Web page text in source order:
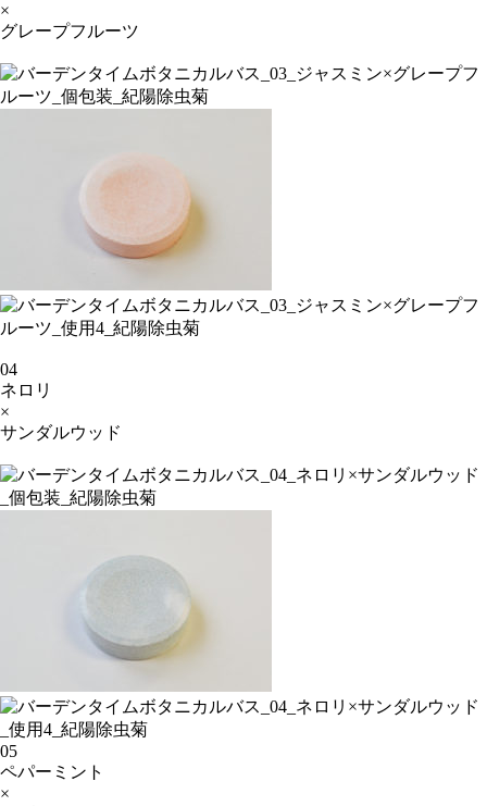
×
グレープフルーツ
04
ネロリ
×
サンダルウッド
05
ペパーミント
×